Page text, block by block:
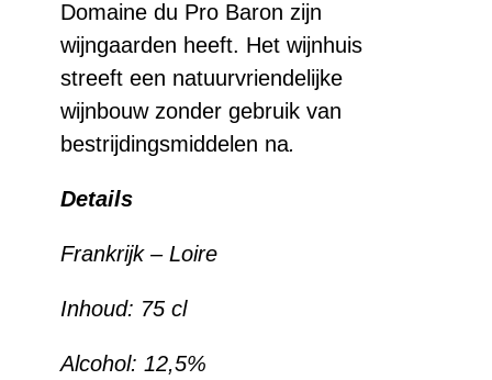
Domaine du Pro Baron zijn
wijngaarden heeft. Het wijnhuis
streeft een natuurvriendelijke
wijnbouw zonder gebruik van
bestrijdingsmiddelen na.
Details
Frankrijk – Loire
Inhoud: 75 cl
Alcohol: 12,5%